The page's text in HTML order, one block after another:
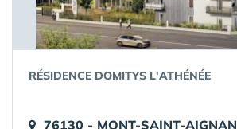
RÉSIDENCE DOMITYS L'ATHÉNÉE
76130 - MONT-SAINT-AIGNAN